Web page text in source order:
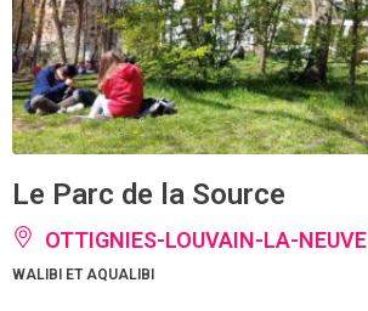
Le Parc de la Source
OTTIGNIES-LOUVAIN-LA-NEUVE
WALIBI ET AQUALIBI